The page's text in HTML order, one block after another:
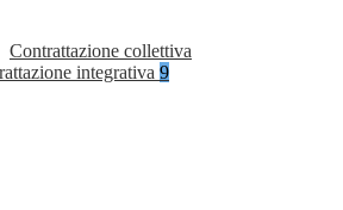
Contrattazione collettiva
integrativa 9